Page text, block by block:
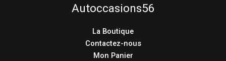
Autoccasions56
La Boutique
Contactez-nous
Mon Panier